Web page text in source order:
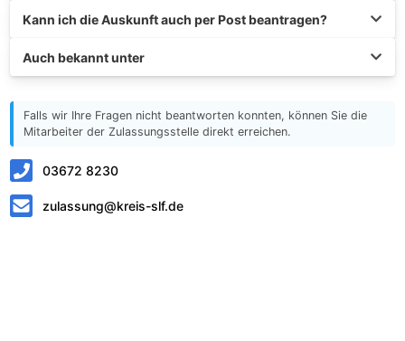
Kann ich die Auskunft auch per Post beantragen?
Auch bekannt unter
Falls wir Ihre Fragen nicht beantworten konnten, können Sie die
Mitarbeiter der Zulassungsstelle direkt erreichen.
03672 8230
zulassung@kreis-slf.de